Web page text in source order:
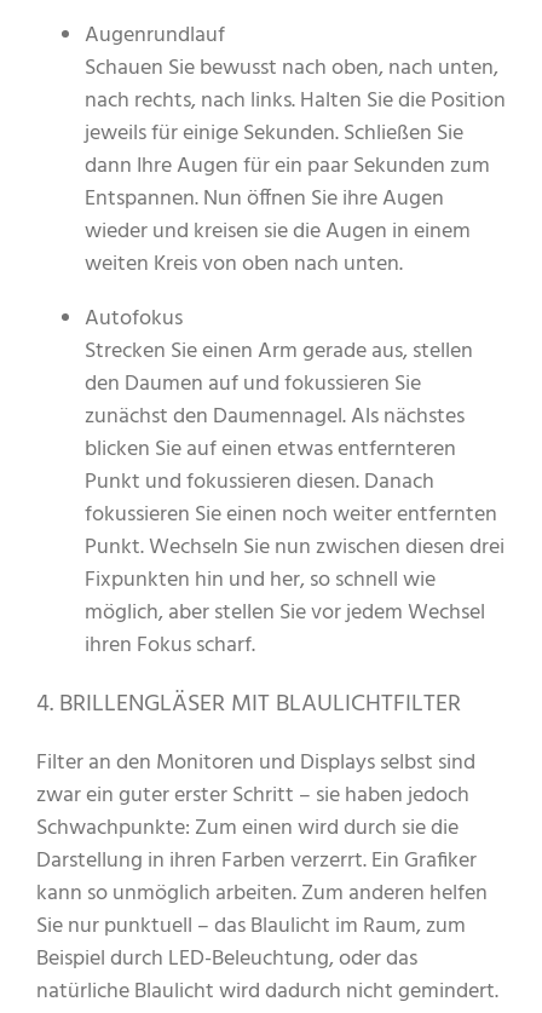
Augenrundlauf
Schauen Sie bewusst nach oben, nach unten,
nach rechts, nach links. Halten Sie die Position
jeweils für einige Sekunden. Schließen Sie
dann Ihre Augen für ein paar Sekunden zum
Entspannen. Nun öffnen Sie ihre Augen
wieder und kreisen sie die Augen in einem
weiten Kreis von oben nach unten.
Autofokus
Strecken Sie einen Arm gerade aus, stellen
den Daumen auf und fokussieren Sie
zunächst den Daumennagel. Als nächstes
blicken Sie auf einen etwas entfernteren
Punkt und fokussieren diesen. Danach
fokussieren Sie einen noch weiter entfernten
Punkt. Wechseln Sie nun zwischen diesen drei
Fixpunkten hin und her, so schnell wie
möglich, aber stellen Sie vor jedem Wechsel
ihren Fokus scharf.
4. BRILLENGLÄSER MIT BLAULICHTFILTER
Filter an den Monitoren und Displays selbst sind
zwar ein guter erster Schritt – sie haben jedoch
Schwachpunkte: Zum einen wird durch sie die
Darstellung in ihren Farben verzerrt. Ein Grafiker
kann so unmöglich arbeiten. Zum anderen helfen
Sie nur punktuell – das Blaulicht im Raum, zum
Beispiel durch LED-Beleuchtung, oder das
natürliche Blaulicht wird dadurch nicht gemindert.